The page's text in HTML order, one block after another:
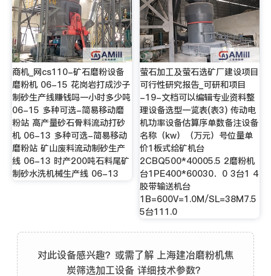
商机_网cs110-矿石磨粉设备
磨粉机 06-15 花岗岩打成沙子
制砂生产线赚钱吗一小时多少吨
06-15 多种可选-简易移动磨
粉站 高产量砂石骨料流动打砂
机 06-13 多种可选-简易移动
磨粉站 矿山废料流动制砂生产
线 06-13 时产200吨石料尾矿
制砂水洗机械生产线 06-13
萤石加工及萤石选矿厂建设项目
可行性研究报告_可研和项目
-19-文档可以编辑专业资料整
理设备选型一览表(表3) 传动电
机功率设备估算序单数备注设备
名称（kw）（万元）号位量单
价1板式给矿机台
2CBQ500*40005.5 2磨粉机
台1PE400*60030．0 3台1 4
胶带输送机台
1B=600V=1.0M/SL=38M7.5
5台111.0
对此设备感兴趣？或需了解 上海建冶磨粉机焦
炭筛选加工设备 详细技术参数？